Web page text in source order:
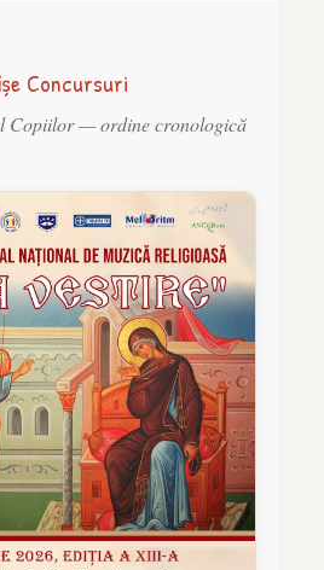
Concursuri
Copiilor — ordine cronologică